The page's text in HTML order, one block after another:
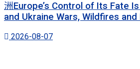
洲Europe’s Control of Its Fate
and Ukraine Wars, Wildfires
2026-08-07